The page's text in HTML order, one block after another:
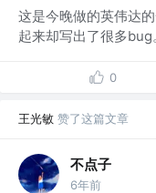
这是今晚做的英伟达
起来却写出了很多
0
王光敏 赞了这篇文章
不点子
6年前